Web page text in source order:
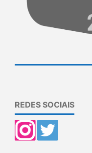
REDES SOCIAIS